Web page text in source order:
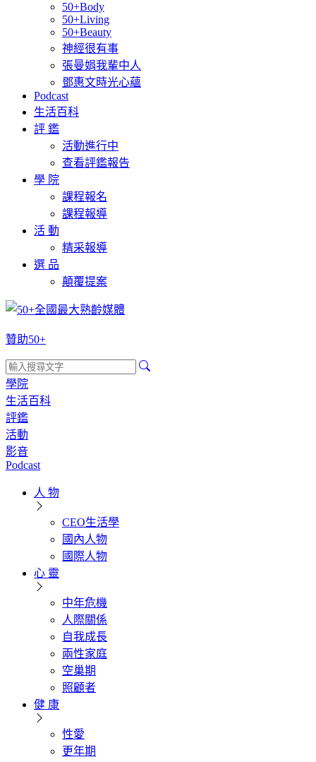
50+Body
50+Living
50+Beauty
神經很有事
張曼娟我輩中人
鄧惠文時光心蘊
Podcast
生活百科
評 鑑
活動進行中
查看評鑑報告
學 院
課程報名
課程報導
活 動
精采報導
選 品
顛覆提案
贊助50+
學院
生活百科
評鑑
活動
影音
Podcast
人 物
CEO生活學
國內人物
國際人物
心 靈
中年危機
人際關係
自我成長
兩性家庭
空巢期
照顧者
健 康
性愛
更年期